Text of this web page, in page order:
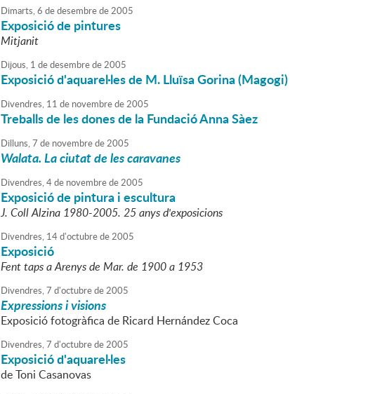
Dimarts,6 dedesembrede2005
Exposició de pintures
Mitjanit
Dijous, 1 dedesembrede2005
Exposició d'aquarel·les de M. Lluïsa Gorina (Magogi)
Divendres, 11 de novembrede2005
Treballs de les dones de la Fundació Anna Sàez
Dilluns,7 de novembrede2005
Walata. La ciutat de les caravanes
Divendres,4de novembrede2005
Exposició de pintura i escultura
J. Coll Alzina 1980-2005. 25 anys d'exposicions
Divendres, 14d'octubrede2005
Exposició
Fent taps a Arenys de Mar. de 1900 a 1953
Divendres,7 d'octubrede2005
Expressions i visions
Exposició fotogràfica de Ricard Hernández Coca
Divendres,7 d'octubrede2005
Exposició d'aquarel·les
de Toni Casanovas